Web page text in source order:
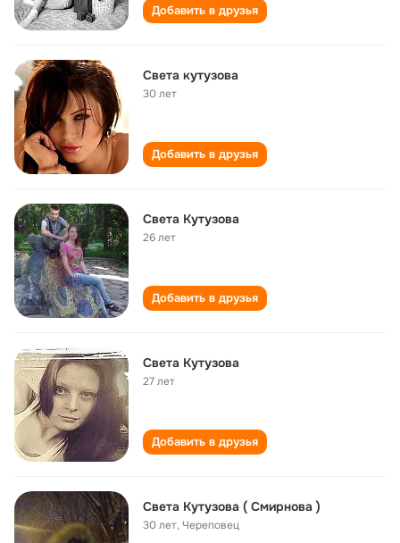
Добавить в друзья
Света кутузова
30 лет
Добавить в друзья
Света Кутузова
26 лет
Добавить в друзья
Света Кутузова
27 лет
Добавить в друзья
Света Кутузова ( Смирнова )
30 лет,Череповец